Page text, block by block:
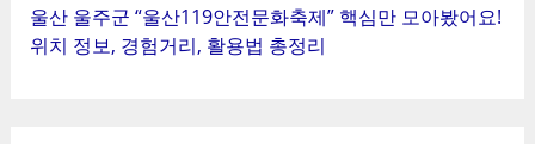
울산 울주군 “울산119안전문화축제” 핵심만 모아봤어요!
위치 정보, 경험거리, 활용법 총정리